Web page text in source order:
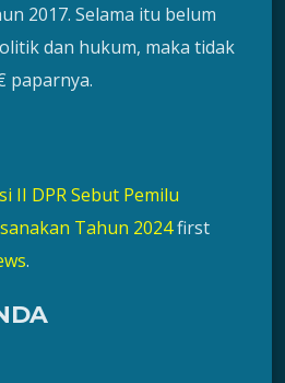
2017. Selama itu belum
dan hukum, maka tidak
paparnya.
II DPR Sebut Pemilu
Tahun 2024first
.